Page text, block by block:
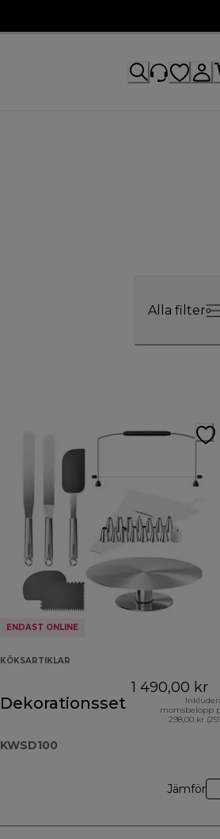
Alla filter
ENDAST ONLINE
KÖKSARTIKLAR
Dekorationsset
KWSD100
1 490,00 kr
momsbelopp
298,00 kr
Jämför